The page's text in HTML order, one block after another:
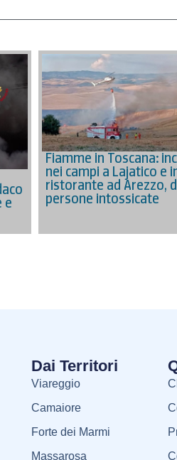
e
Fiamme in Toscana:
nei campi a Lajatico e
ristorante ad Arezzo,
persone intossicate
Dai Territori
Viareggio
Camaiore
Forte dei Marmi
Massarosa